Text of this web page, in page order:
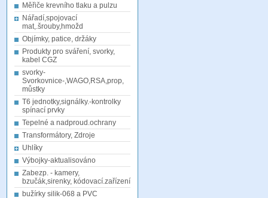
Měřiče krevního tlaku a pulzu
Nářadí,spojovací
mat,.šrouby,hmožd
Objímky, patice, držáky
Produkty pro sváření, svorky,
kabel CGZ
svorky-
Svorkovnice-,WAGO,RSA,prop,
můstky
T6 jednotky,signálky.-kontrolky
spínací prvky
Tepelné a nadproud.ochrany
Transformátory, Zdroje
Uhlíky
Výbojky-aktualisováno
Zabezp. - kamery,
bzučák,sirenky, kódovací.zařízení
bužírky silik-068 a PVC